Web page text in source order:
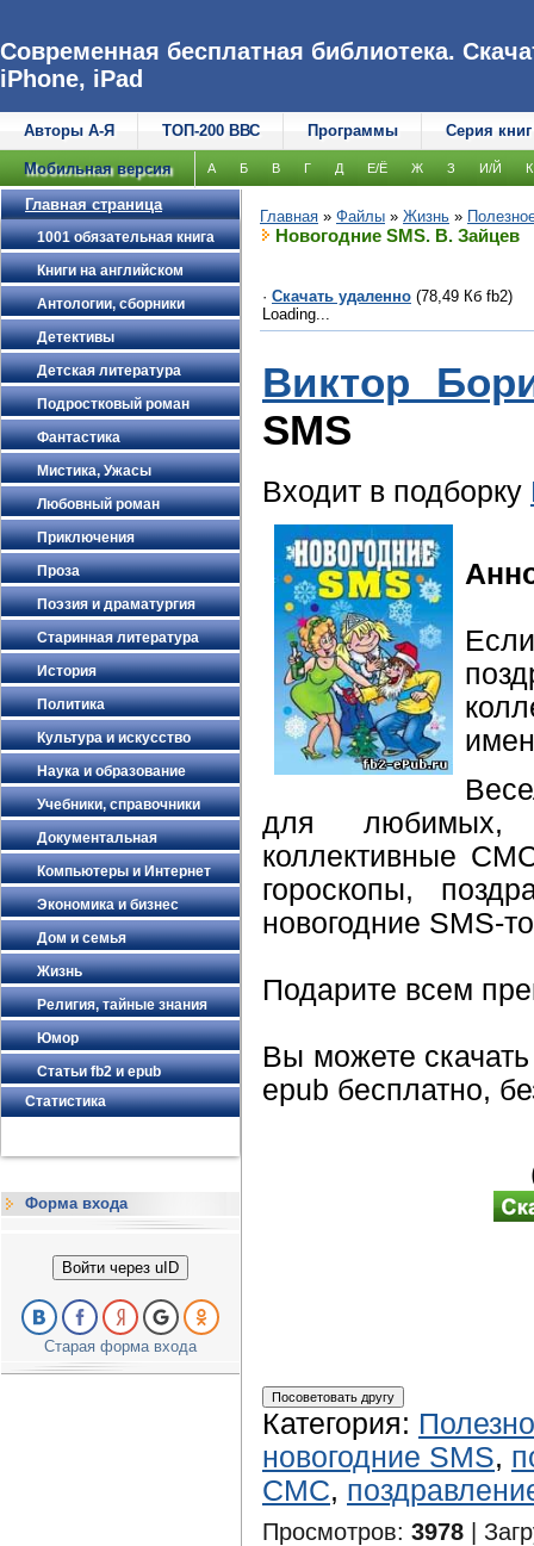
Современная бесплатная библиотека.
iPhone, iPad
Авторы А-Я ТОП-200 ВВС Программы Серия книг
Мобильная версия А Б В Г Д Е/Ё Ж З И/Й К
Главная страница
1001 обязательная книга
Книги на английском
Антологии, сборники
Детективы
Детская литература
Подростковый роман
Фантастика
Мистика, Ужасы
Любовный роман
Приключения
Проза
Поэзия и драматургия
Старинная литература
История
Политика
Культура и искусство
Наука и образование
Учебники, справочники
Документальная
Компьютеры и Интернет
Экономика и бизнес
Дом и семья
Жизнь
Религия, тайные знания
Юмор
Статьи fb2 и epub
Статистика
Форма входа
Войти через uID
Старая форма входа
Главная » Файлы » Жизнь »
Новогодние SMS. В. Зайцев
· Скачать удаленно (78,49 Кб fb2)
Loading...
Виктор
SMS
Входит в подборку
для любимых,
коллективные
гороскопы,
новогодние SMS-
Подарите всем
Вы можете
epub бесплатно,
Категория:
новогодние SMS,
СМС,
Просмотров: 3978